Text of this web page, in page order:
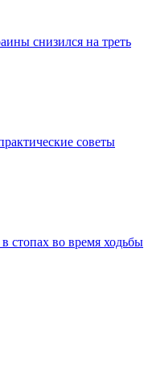
снизился на треть
советы
стопах во время ходьбы